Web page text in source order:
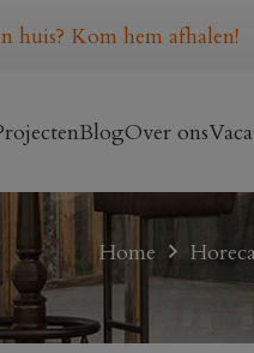
huis? Kom hem afhalen!
BlogOver ons
Home